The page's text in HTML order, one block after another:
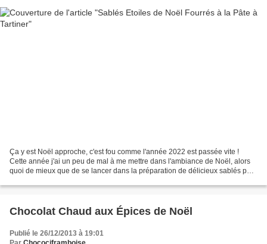
Ça y est Noël approche, c'est fou comme l'année 2022 est passée vite !
Cette année j'ai un peu de mal à me mettre dans l'ambiance de Noël, alors
quoi de mieux que de se lancer dans la préparation de délicieux sablés pour
Chocolat Chaud aux Épices de Noël
Publié le 26/12/2013 à 19:01